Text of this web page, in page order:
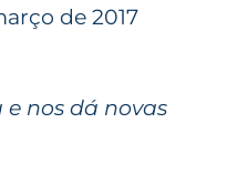
de 2017
e nos dá novas